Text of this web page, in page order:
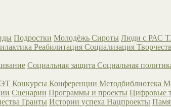
Подростки Молодёжь Сироты Люди с РАС
Реабилитация Социализация
Социальная защита Социальная
Конкурсы Конференции Методбиблиотека
Сценарии Программы и проекты Цифровые
Гранты Истории успехаНацпроекты